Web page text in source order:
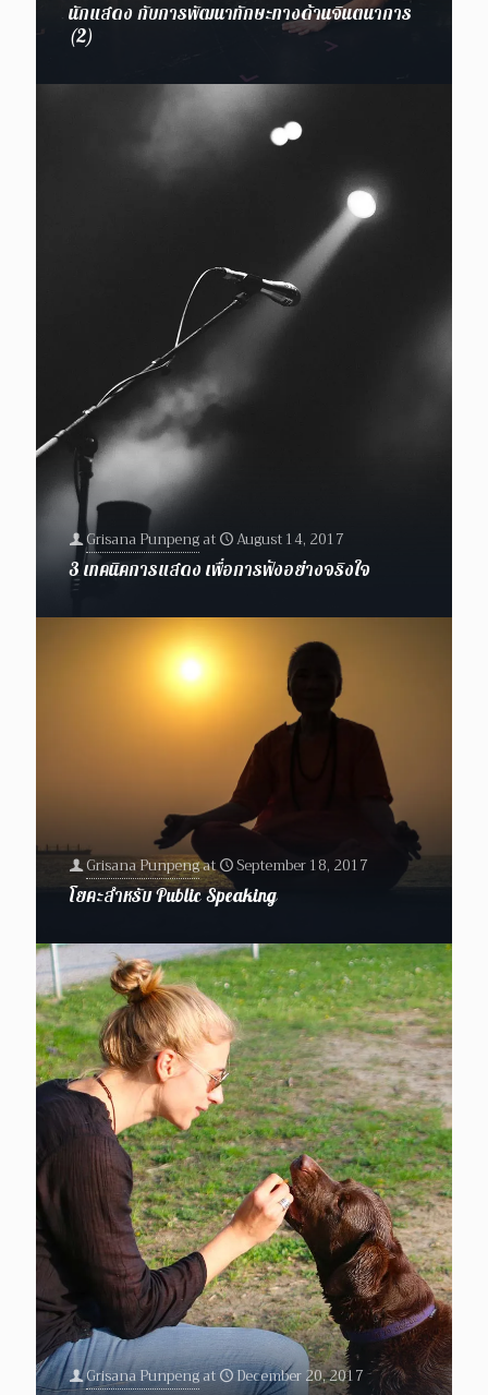
นักแสดง กับการพัฒนาทักษะทางด้านจินตนาการ
(2)
Grisana Punpengat
August 14, 2017
3 เทคนิคการแสดง เพื่อการฟังอย่างจริงใจ
Grisana Punpengat
September 18, 2017
โยคะสำหรับ Public Speaking
Grisana Punpengat
December 20, 2017